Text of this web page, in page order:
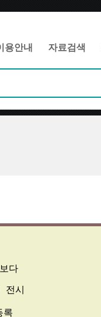
용안내 자료검색
다
전시
록